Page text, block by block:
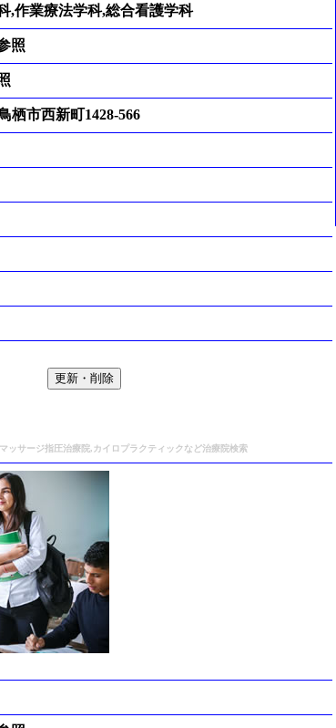
,作業療法学科,総合看護学科
照
栖市西新町1428-566
ッサージ指圧治療院,カイロプラクティックなど治療院検索